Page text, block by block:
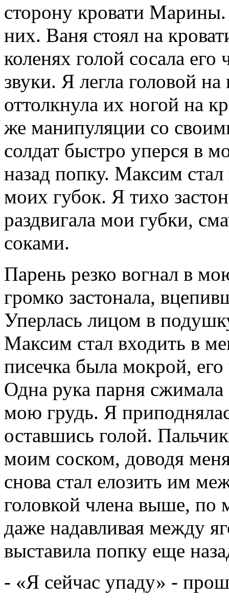
сторону кровати
них. Ваня стоял на
коленях голой сосала его
звуки. Я легла головой
оттолкнула их ногой на
же манипуляции со
солдат быстро уперся в
назад попку. Максим
моих губок. Я тихо
раздвигала мои губки,
соками.
Парень резко вогнал в
громко застонала,
Уперлась лицом в
Максим стал входить в
писечка была мокрой,
Одна рука парня сжимала
мою грудь. Я
оставшись голой.
моим соском, доводя
снова стал елозить им
головкой члена выше, по
даже надавливая между
выставила попку еще
- «Я сейчас упаду» -